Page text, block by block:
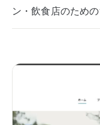
ン・飲食店のため